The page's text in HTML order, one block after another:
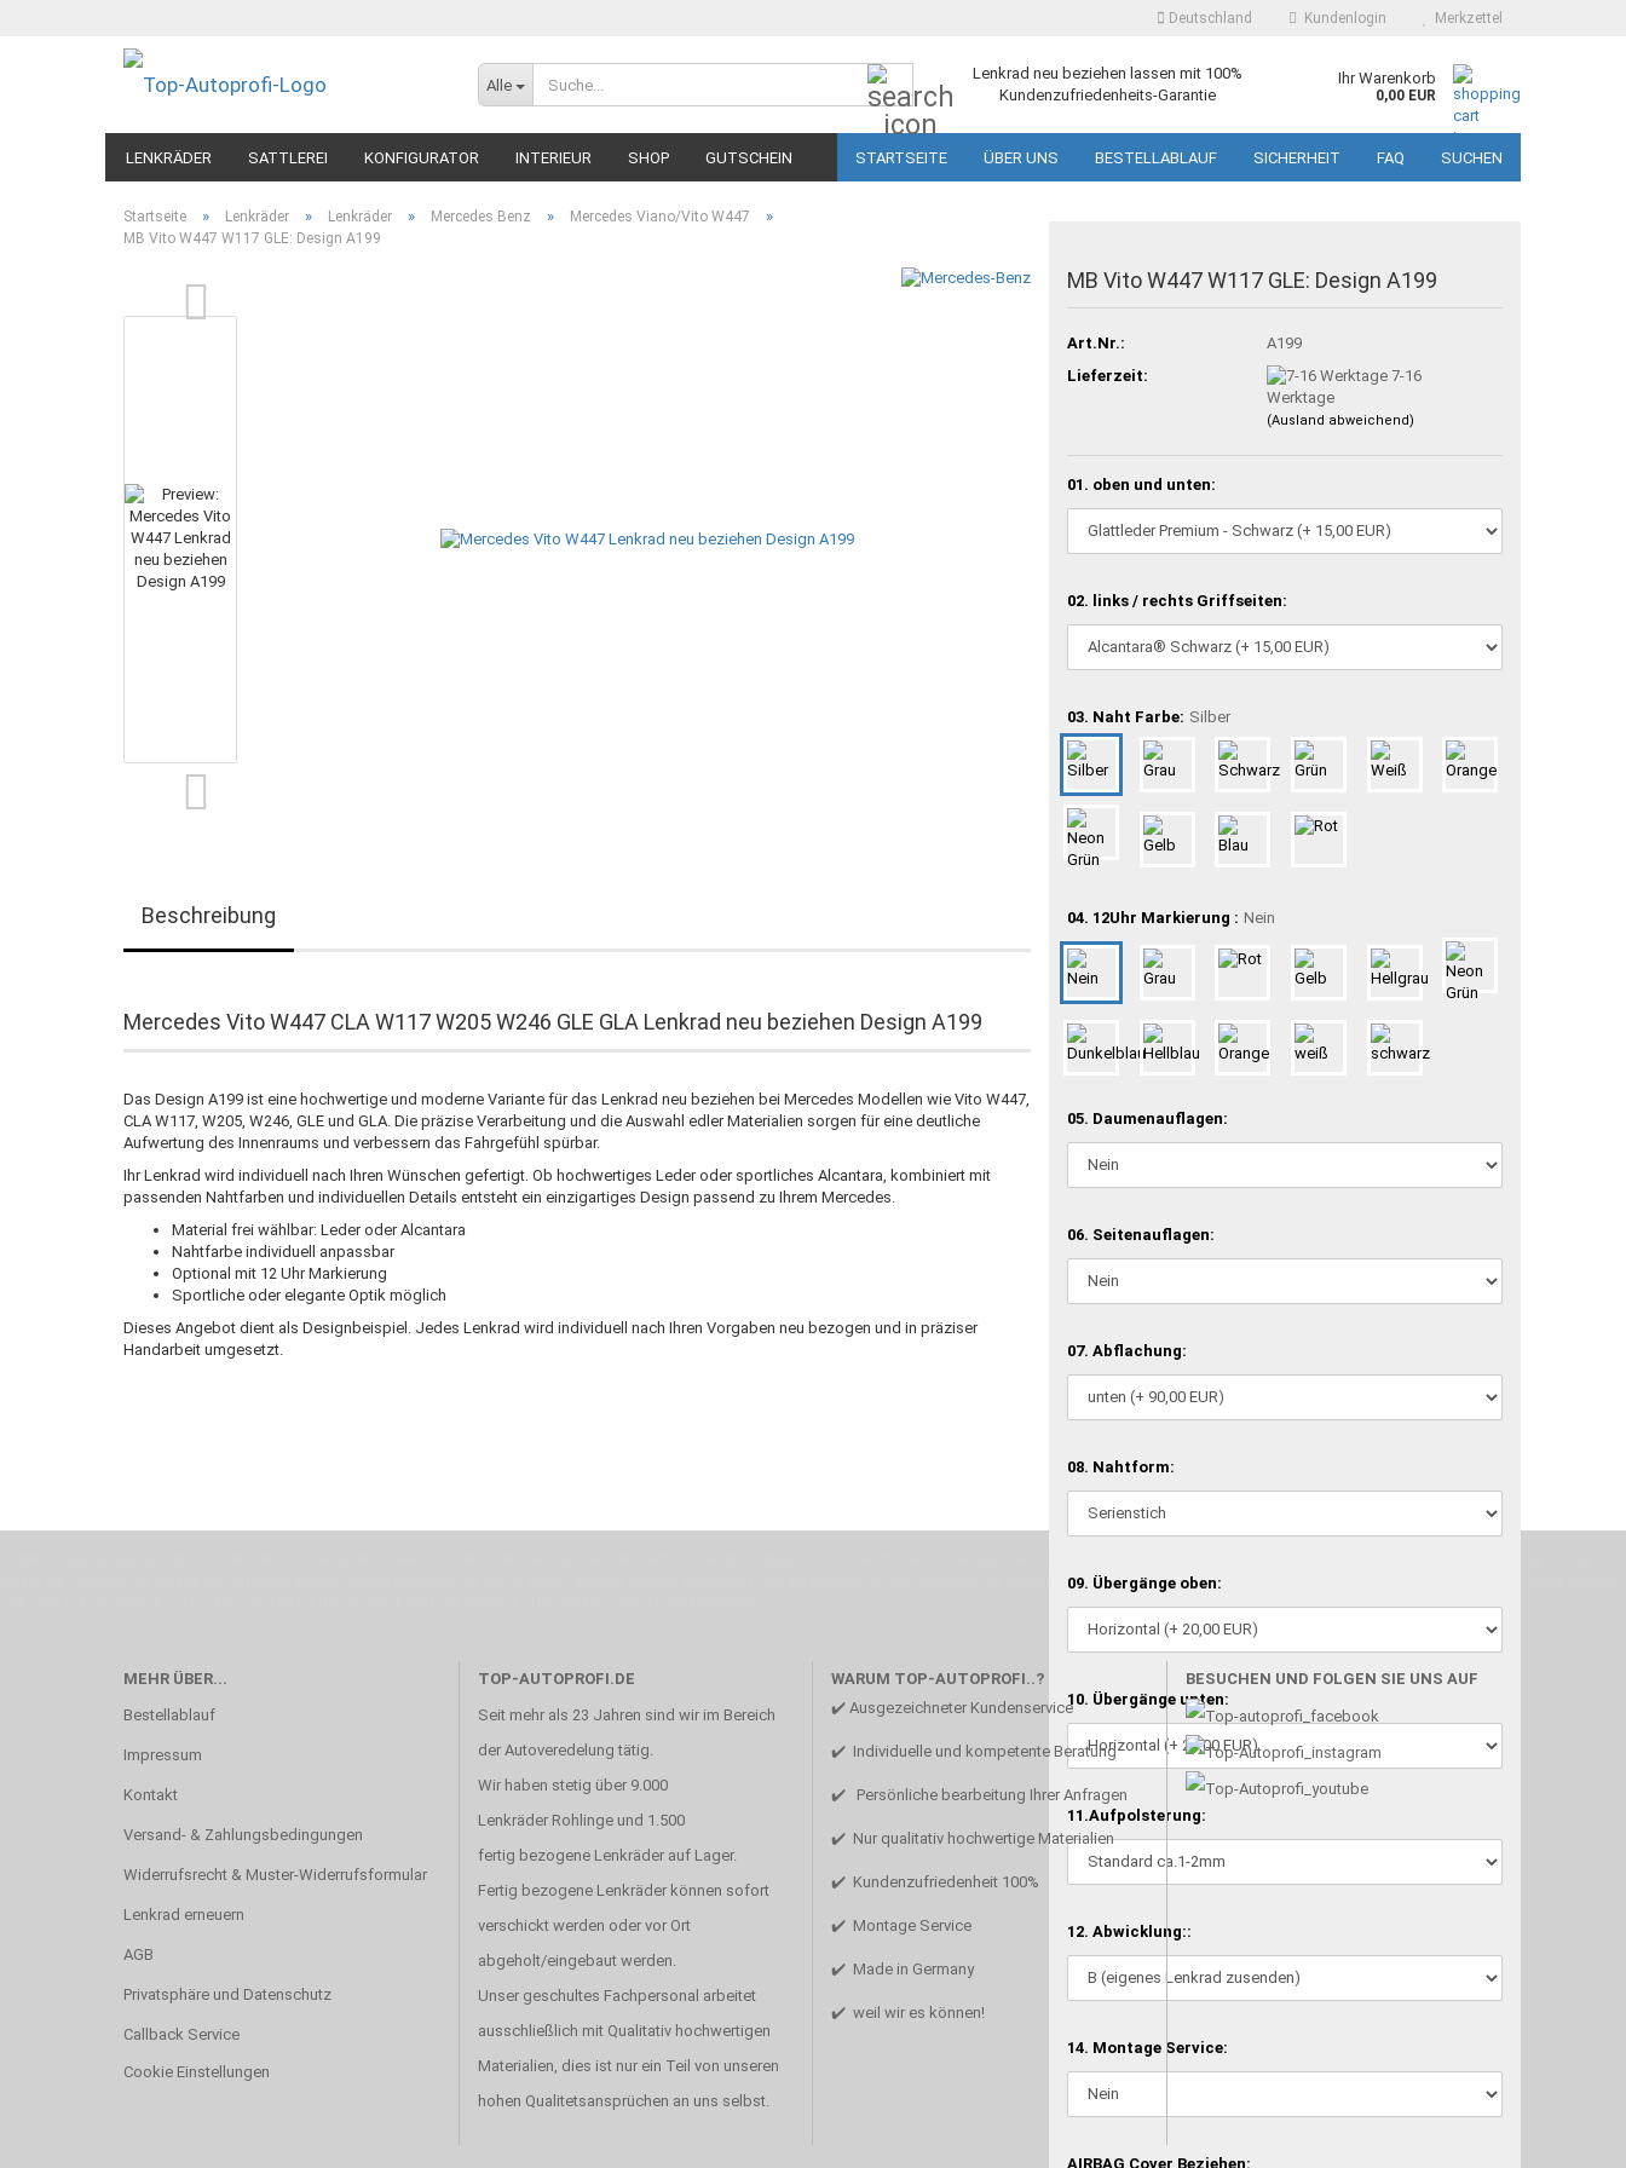
Deutschland Kundenlogin Merkzettel
Alle
Lenkrad neu beziehen lassen mit 100%
Kundenzufriedenheits-Garantie
Ihr Warenkorb
0,00 EUR
LENKRÄDER SATTLEREI KONFIGURATOR INTERIEUR SHOP GUTSCHEIN STARTSEITE ÜBER UNS BESTELLABLAUF SICHERHEIT FAQ SUCHEN
Startseite » Lenkräder » Lenkräder » Mercedes Benz » Mercedes Viano/Vito W447 »
MB Vito W447 W117 GLE: Design A199
MB Vito W447 W117 GLE: Design A199
Art.Nr.:
A199
Lieferzeit:
7-16
Werktage
(Ausland abweichend)
01. oben und unten:
02. links / rechts Griffseiten:
03. Naht Farbe: Silber
04. 12Uhr Markierung : Nein
05. Daumenauflagen:
06. Seitenauflagen:
07. Abflachung:
08. Nahtform:
09. Übergänge oben:
10. Übergänge unten:
11.Aufpolsterung:
12. Abwicklung::
14. Montage Service:
AIRBAG Cover Beziehen:
Beschreibung
Mercedes Vito W447 CLA W117 W205 W246 GLE GLA Lenkrad neu beziehen Design A199
Das Design A199 ist eine hochwertige und moderne Variante für das Lenkrad neu beziehen bei Mercedes Modellen wie Vito W447,
CLA W117, W205, W246, GLE und GLA. Die präzise Verarbeitung und die Auswahl edler Materialien sorgen für eine deutliche
Aufwertung des Innenraums und verbessern das Fahrgefühl spürbar.
Ihr Lenkrad wird individuell nach Ihren Wünschen gefertigt. Ob hochwertiges Leder oder sportliches Alcantara, kombiniert mit
passenden Nahtfarben und individuellen Details entsteht ein einzigartiges Design passend zu Ihrem Mercedes.
Material frei wählbar: Leder oder Alcantara
Nahtfarbe individuell anpassbar
Optional mit 12 Uhr Markierung
Sportliche oder elegante Optik möglich
Dieses Angebot dient als Designbeispiel. Jedes Lenkrad wird individuell nach Ihren Vorgaben neu bezogen und in präziser
Handarbeit umgesetzt.
Motor für Qualität, die Du bei uns erfahren kannst. Dabei behelfen wir uns in erste Linie mit unserer Erfahrung. Um ein bestmögliches Ergebnis zu erzielen, verwenden wir hochwertige Materialien und nehmen uns für jeden Arbeitsschritt
MEHR ÜBER...
Bestellablauf
Impressum
Kontakt
Versand- & Zahlungsbedingungen
Widerrufsrecht & Muster-Widerrufsformular
Lenkrad erneuern
AGB
Privatsphäre und Datenschutz
Callback Service
Cookie Einstellungen
TOP-AUTOPROFI.DE
Seit mehr als 23 Jahren sind wir im Bereich
der Autoveredelung tätig.
Wir haben stetig über 9.000
Lenkräder Rohlinge und 1.500
fertig bezogene Lenkräder auf Lager.
Fertig bezogene Lenkräder können sofort
verschickt werden oder vor Ort
abgeholt/eingebaut werden.
Unser geschultes Fachpersonal arbeitet
ausschließlich mit Qualitativ hochwertigen
Materialien, dies ist nur ein Teil von unseren
hohen Qualitetsansprüchen an uns selbst.
WARUM TOP-AUTOPROFI..?
✔️ Ausgezeichneter Kundenservice
✔️ Individuelle und kompetente Beratung
✔️ Persönliche bearbeitung Ihrer Anfragen
✔️ Nur qualitativ hochwertige Materialien
✔️ Kundenzufriedenheit 100%
✔️ Montage Service
✔️ Made in Germany
✔️ weil wir es können!
BESUCHEN UND FOLGEN SIE UNS AUF